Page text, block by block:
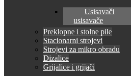
Usisavači
usisavače
Preklopne i stolne pile
Stacionarni strojevi
Strojevi za mikro obradu
Dizalice
Grijalice i grijači